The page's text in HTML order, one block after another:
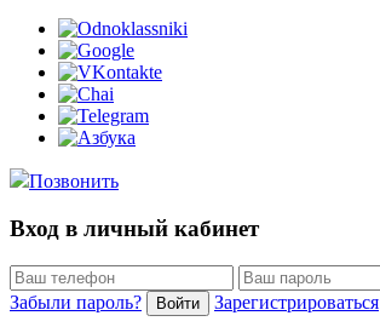
Позвонить
Вход в личный кабинет
Забыли пароль? Войти Зарегистрироваться